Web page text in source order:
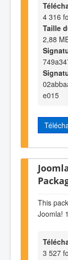
4 316
Taille
2,88
e015
This
Joomla!
3 527